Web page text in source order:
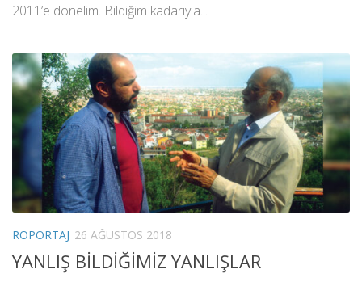
2011’e dönelim. Bildiğim kadarıyla...
RÖPORTAJ 26 AĞUSTOS 2018
YANLIŞ BİLDİĞİMİZ YANLIŞLAR